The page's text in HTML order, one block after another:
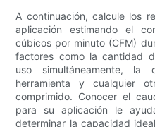
A continuación, calcule los
aplicación estimando el
cúbicos por minuto (CFM)
factores como la cantidad
uso simultáneamente,
herramienta y cualquier
comprimido. Conocer el
para su aplicación le
determinar la capacidad